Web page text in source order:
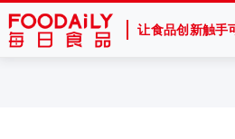
让食品创新触手